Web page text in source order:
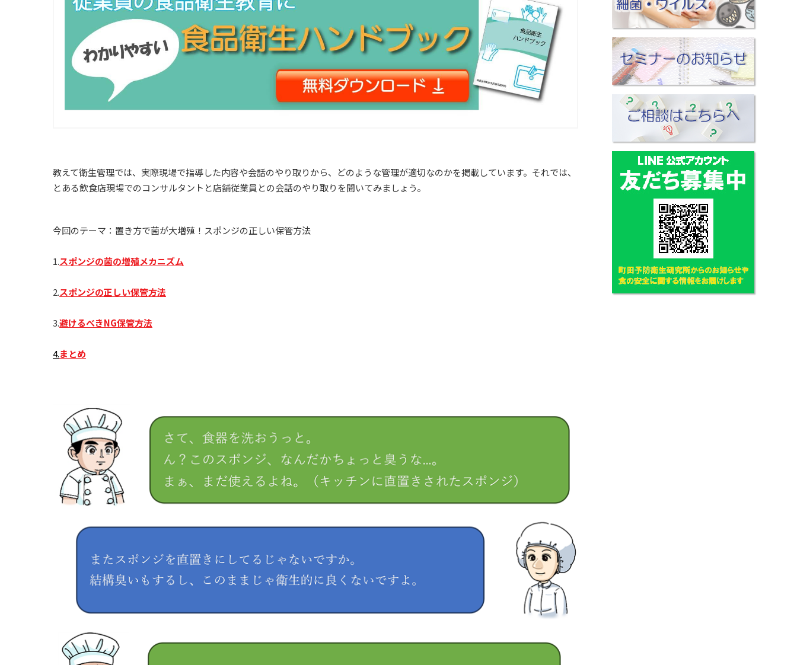
教えて衛生管理では、実際現場で指導した内容や会話のやり取りから、どのような管理が適切なのかを掲載しています。それでは、
とある飲食店現場でのコンサルタントと店舗従業員との会話のやり取りを聞いてみましょう。
今回のテーマ：置き方で菌が大増殖！スポンジの正しい保管方法
1.スポンジの菌の増殖メカニズム
2.スポンジの正しい保管方法
3.避けるべきNG保管方法
4.まとめ